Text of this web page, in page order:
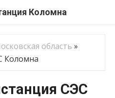
область »
Коломна
СЭС